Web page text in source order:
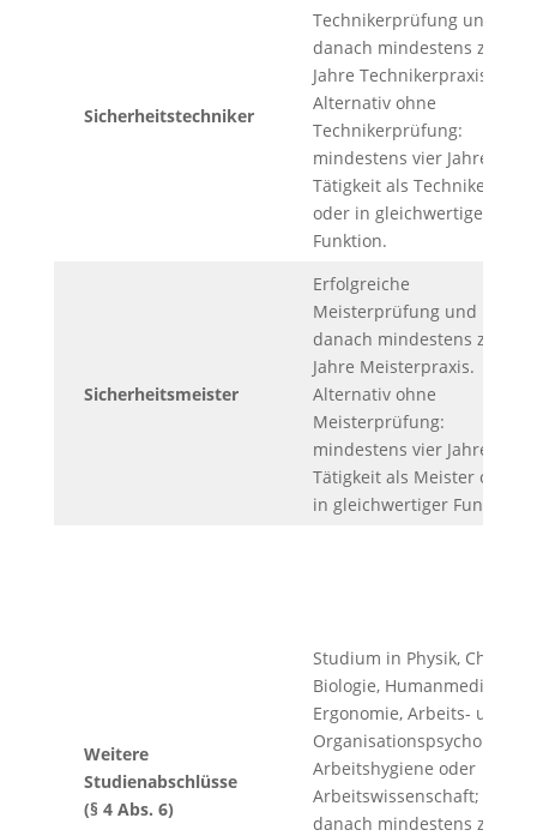
Sicherheitstechniker
Technikerprüfung und
danach mindestens zwei
Jahre Technikerpraxis.
Alternativ ohne
Technikerprüfung:
mindestens vier Jahre
Tätigkeit als Techniker
oder in gleichwertiger
Funktion.
Sicherheitsmeister
Erfolgreiche
Meisterprüfung und
danach mindestens zwei
Jahre Meisterpraxis.
Alternativ ohne
Meisterprüfung:
mindestens vier Jahre
Tätigkeit als Meister oder
in gleichwertiger Funktion.
Weitere
Studienabschlüsse
(§ 4 Abs. 6)
Studium in Physik, Chemie,
Biologie, Humanmedizin,
Ergonomie, Arbeits- und
Organisationspsychologie,
Arbeitshygiene oder
Arbeitswissenschaft;
danach mindestens zwei